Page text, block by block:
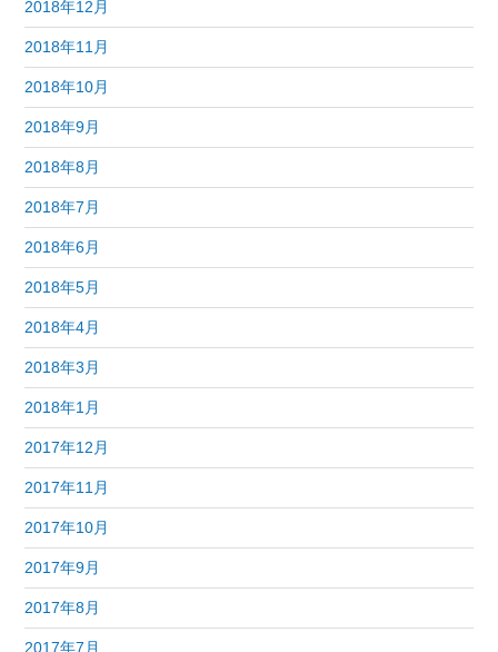
2018年12月
2018年11月
2018年10月
2018年9月
2018年8月
2018年7月
2018年6月
2018年5月
2018年4月
2018年3月
2018年1月
2017年12月
2017年11月
2017年10月
2017年9月
2017年8月
2017年7月